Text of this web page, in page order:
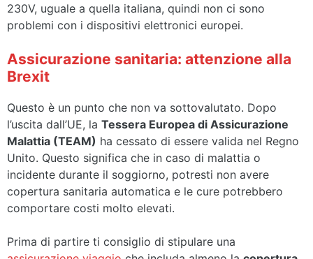
230V, uguale a quella italiana, quindi non ci sono
problemi con i dispositivi elettronici europei.
Assicurazione sanitaria: attenzione alla
Brexit
Questo è un punto che non va sottovalutato. Dopo
l’uscita dall’UE, la Tessera Europea di Assicurazione
Malattia (TEAM) ha cessato di essere valida nel Regno
Unito. Questo significa che in caso di malattia o
incidente durante il soggiorno, potresti non avere
copertura sanitaria automatica e le cure potrebbero
comportare costi molto elevati.
Prima di partire ti consiglio di stipulare una